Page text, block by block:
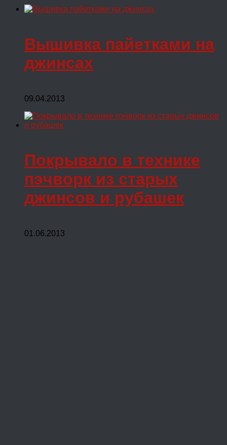
Вышивка пайетками на
джинсах
09.04.2013
Покрывало в технике
пэчворк из старых
джинсов и рубашек
01.06.2013